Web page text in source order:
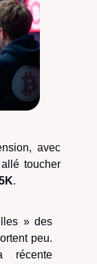
avec
toucher
.
» des
peu.
récente